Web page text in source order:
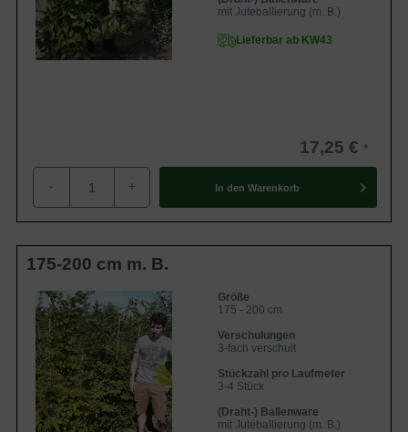
stehen wir Ihnen gerne zur Verfügung.
Zur Gesamtauswahl Laubabwerfende Heckenpflanzen
Zur Gesamtauswahl aller Heckenpflanzen
mit Juteballierung (m. B.)
Lieferbar ab KW43
17,25 €
- + In den Warenkorb
175-200 cm m. B.
Größe
175 - 200 cm
Verschulungen
3-fach verschult
Stückzahl pro Laufmeter
3-4 Stück
(Draht-) Ballenware
mit Juteballierung (m. B.)